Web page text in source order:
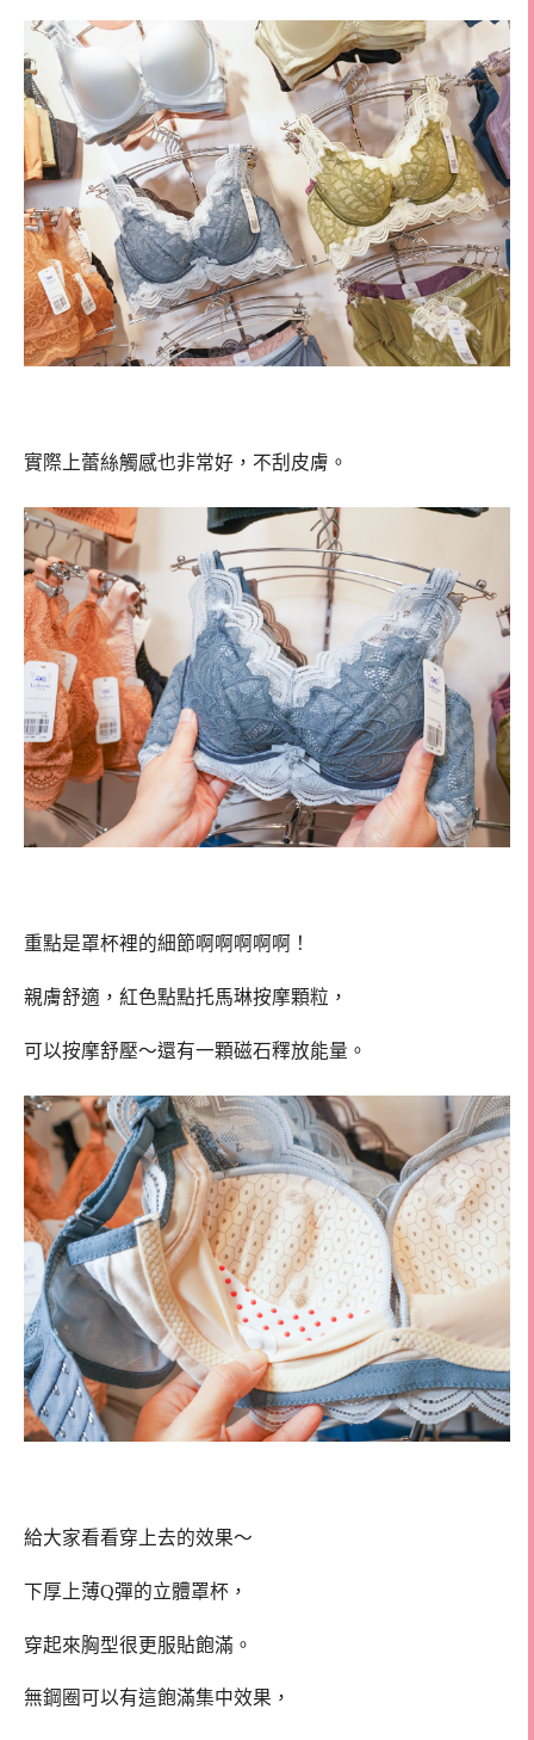
實際上蕾絲觸感也非常好，不刮皮膚。
重點是罩杯裡的細節啊啊啊啊啊！
親膚舒適，紅色點點托馬琳按摩顆粒，
可以按摩舒壓～還有一顆磁石釋放能量。
給大家看看穿上去的效果～
下厚上薄Q彈的立體罩杯，
穿起來胸型很更服貼飽滿。
無鋼圈可以有這飽滿集中效果，